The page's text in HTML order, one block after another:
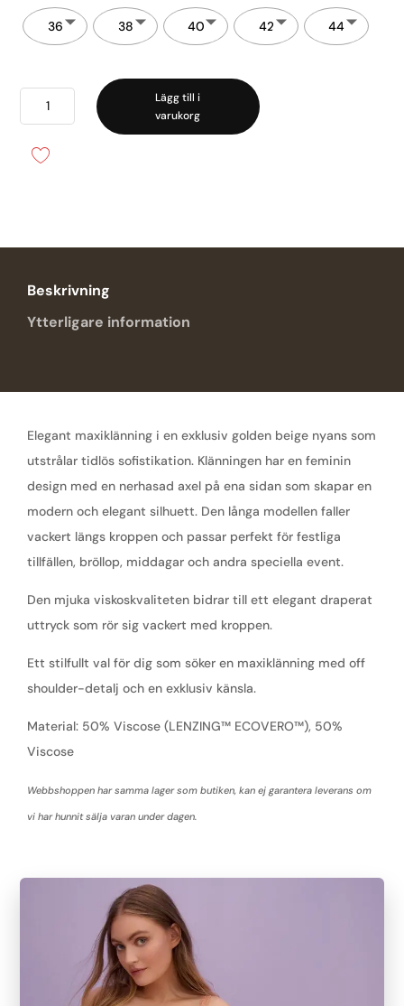
36 38 40 42 44
Lägg till i
varukorg
Beskrivning
Ytterligare information
Elegant maxiklänning i en exklusiv golden beige nyans som
utstrålar tidlös sofistikation. Klänningen har en feminin
design med en nerhasad axel på ena sidan som skapar en
modern och elegant silhuett. Den långa modellen faller
vackert längs kroppen och passar perfekt för festliga
tillfällen, bröllop, middagar och andra speciella event.
Den mjuka viskoskvaliteten bidrar till ett elegant draperat
uttryck som rör sig vackert med kroppen.
Ett stilfullt val för dig som söker en maxiklänning med off
shoulder-detalj och en exklusiv känsla.
Material: 50% Viscose (LENZING™ ECOVERO™), 50%
Viscose
Webbshoppen har samma lager som butiken, kan ej garantera leverans om
vi har hunnit sälja varan under dagen.